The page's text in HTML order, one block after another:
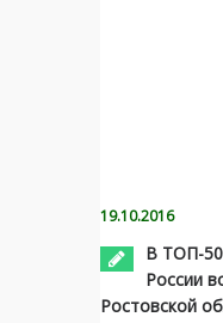
19.10.2016
В ТОП-
России
Ростовской